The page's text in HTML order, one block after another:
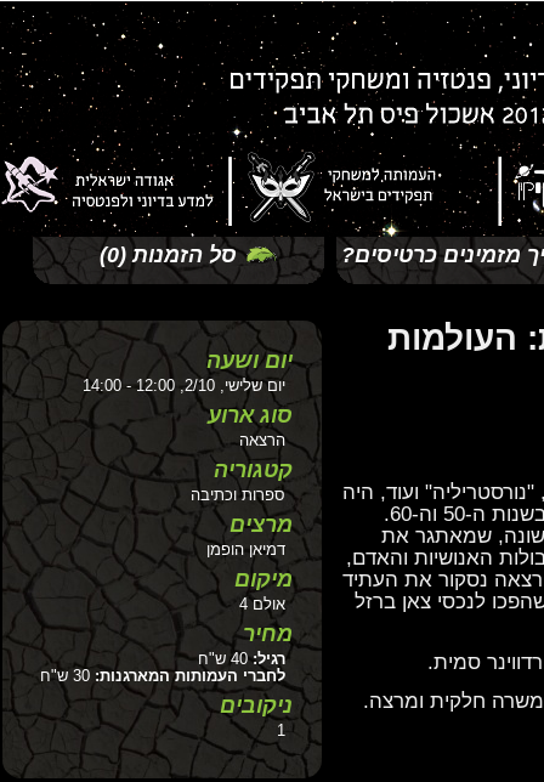
כרטיסים? סל הזמנות(0)
ועוד, היה
מסופרי המדע הבדיוני המיוחדים ביותר שיצרו בשנות ה-50 וה-60.
שמאתגר את
האנושיות והאדם,
נסקור את העתיד
לנכסי צאן ברזל
סמית.
חלקית ומרצה.
יום ושעה
יום שלישי, 2/10, 12:00 - 14:00
סוג ארוע
הרצאה
קטגוריה
ספרות וכתיבה
מרצים
דמיאן הופמן
מיקום
אולם 4
מחיר
רגיל:40 ש"ח
לחברי העמותות המארגנות:30 ש"ח
ניקובים
1